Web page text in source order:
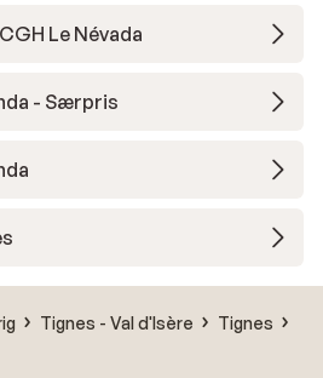
Le Névada
- Særpris
Tignes - Val d'Isère
Tignes